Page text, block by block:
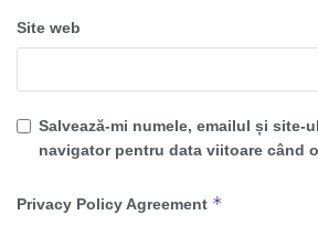
Site web
Salvează-mi numele, emailul și site-
navigator pentru data viitoare când
Privacy Policy Agreement *